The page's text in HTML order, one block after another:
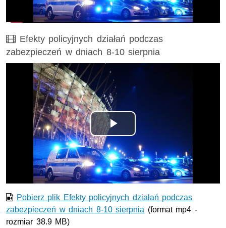
Film
Efekty policyjnych działań podczas
zabezpieczeń w dniach 8-10 sierpnia
Opis filmu: Efekty policyjnych działań podczas
Odtwórz
wideo
Pobierz plik Efekty policyjnych działań podczas
zabezpieczeń w dniach 8-10 sierpnia (format mp4 -
rozmiar 38.9 MB)